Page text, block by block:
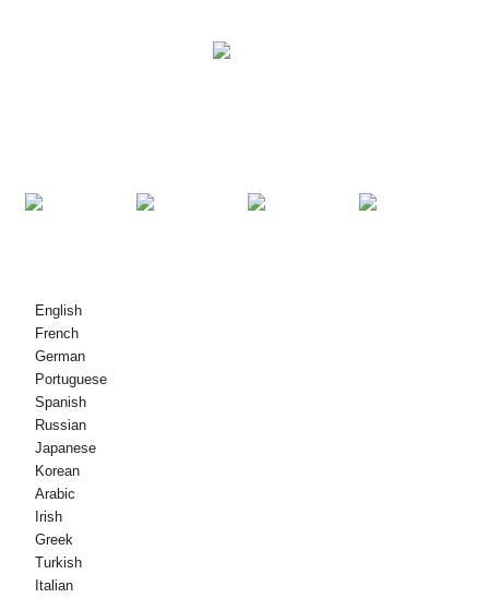
English
French
German
Portuguese
Spanish
Russian
Japanese
Korean
Arabic
Irish
Greek
Turkish
Italian